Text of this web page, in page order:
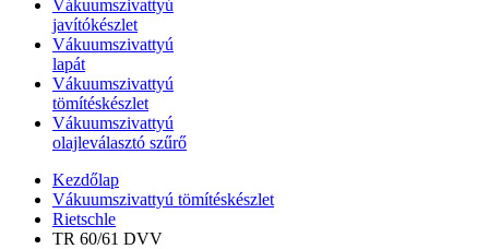
Vákuumszivattyú
javítókészlet
Vákuumszivattyú
lapát
Vákuumszivattyú
tömítéskészlet
Vákuumszivattyú
olajleválasztó szűrő
Kezdőlap
Vákuumszivattyú tömítéskészlet
Rietschle
TR 60/61 DVV